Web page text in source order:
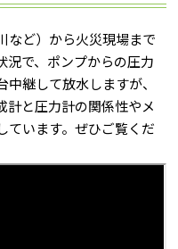
など）から火災現場まで
況で、ポンプからの圧力
継して放水しますが、
計と圧力計の関係性やメ
ています。ぜひご覧くだ